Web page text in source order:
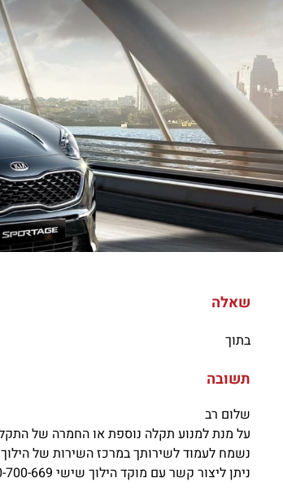
שאלה
בתוך
תשובה
שלום רב
על מנת למנוע תקלה נוספת או החמרה של
נשמח לעמוד לשירותך במרכז השירות של
ניתן ליצור קשר עם מוקד הילוך שישי 1-700-700-669